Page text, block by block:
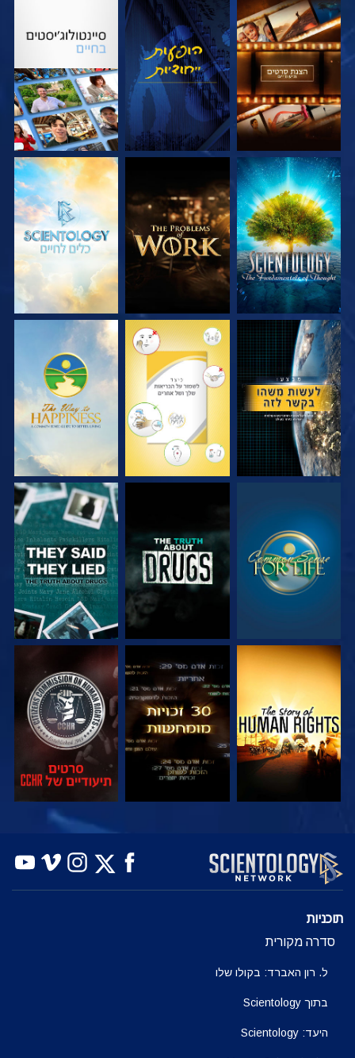
בדוק את הסדרה צפה בדוק את הסדרה
בדוק את הסדרה בדוק את הסדרה בדוק את הסדרה
צפה צפה
צפה צפה צפה
צפה צפה צפה
צפה בדוק את הסדרה
תוכניות
סדרה מקורית
ל. רון האברד: בקולו שלו
בתוך Scientology
היעד: Scientology